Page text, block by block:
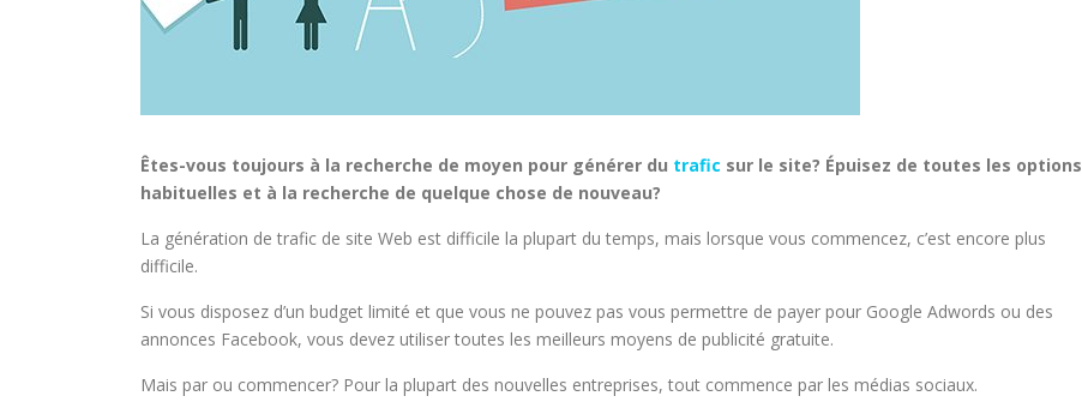
Êtes-vous toujours à la recherche de moyen pour générer du trafic sur le site? Épuisez de toutes les options
habituelles et à la recherche de quelque chose de nouveau?
La génération de trafic de site Web est difficile la plupart du temps, mais lorsque vous commencez, c’est encore plus
difficile.
Si vous disposez d’un budget limité et que vous ne pouvez pas vous permettre de payer pour Google Adwords ou des
annonces Facebook, vous devez utiliser toutes les meilleurs moyens de publicité gratuite.
Mais par ou commencer? Pour la plupart des nouvelles entreprises, tout commence par les médias sociaux.